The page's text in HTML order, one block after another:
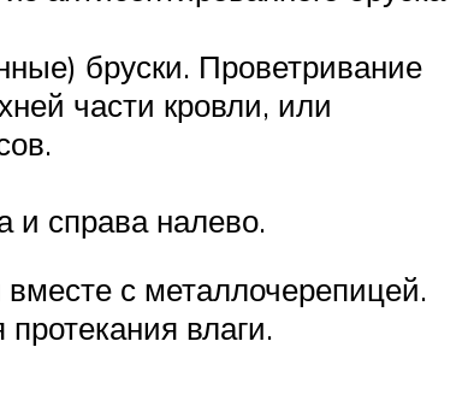
бруски. Проветривание
части кровли, или
и справа налево.
с металлочерепицей.
влаги.